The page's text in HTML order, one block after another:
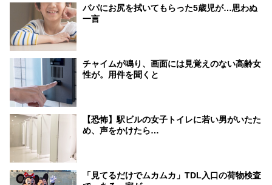
パパにお尻を拭いてもらった5歳児が…思わぬ
一言
チャイムが鳴り、画面には見覚えのない高齢女
性が。用件を聞くと
【恐怖】駅ビルの女子トイレに若い男がいたた
め、声をかけたら…
「見てるだけでムカムカ」TDL入口の荷物検査